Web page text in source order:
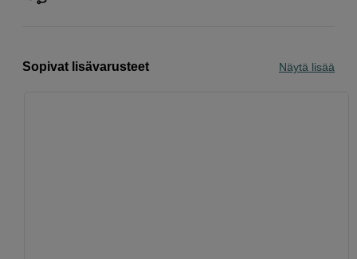
Sopivat lisävarusteet Näytä lisää